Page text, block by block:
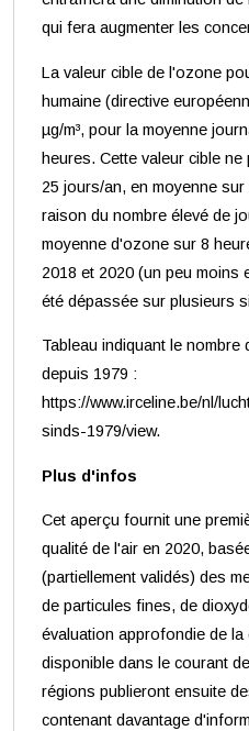
qui fera augmenter les
La valeur cible de l'ozone
humaine (directive
µg/m³, pour la moyenne
heures. Cette valeur cible
25 jours/an, en moyenne
raison du nombre élevé de
moyenne d'ozone sur 8
2018 et 2020 (un peu moins
été dépassée sur plusieurs
Tableau indiquant le
depuis 1979 :
https://www.irceline.be/nl/
sinds-1979/view.
Plus d'infos
Cet aperçu fournit une
qualité de l'air en 2020,
(partiellement validés) des
de particules fines, de
évaluation approfondie de
disponible dans le courant
régions publieront ensuite
contenant davantage